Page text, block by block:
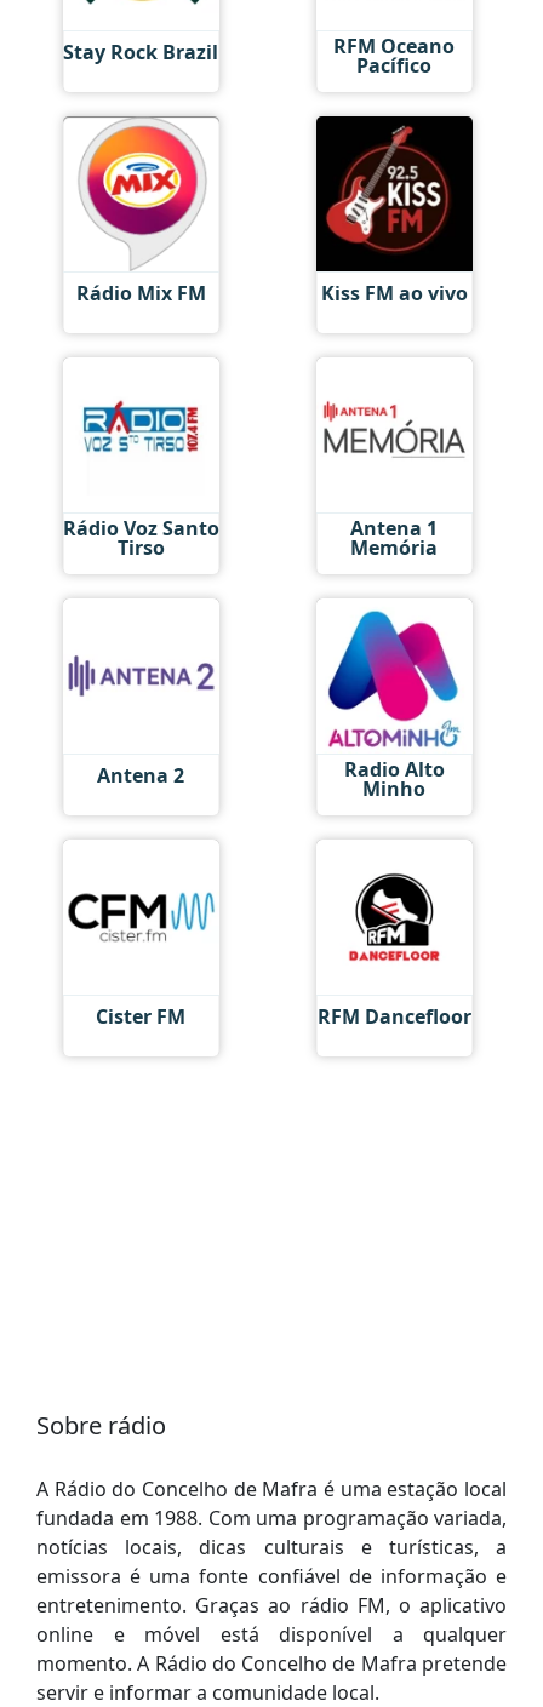
Stay Rock Brazil RFM Oceano
Pacífico
Rádio Mix FM Kiss FM ao vivo
Rádio Voz Santo
Tirso
Antena 1
Memória
Antena 2 Radio Alto
Minho
Cister FM RFM Dancefloor
Sobre rádio
A Rádio do Concelho de Mafra é uma estação local
fundada em 1988. Com uma programação variada,
notícias locais, dicas culturais e turísticas, a
emissora é uma fonte confiável de informação e
entretenimento. Graças ao rádio FM, o aplicativo
online e móvel está disponível a qualquer
momento. A Rádio do Concelho de Mafra pretende
servir e informar a comunidade local.